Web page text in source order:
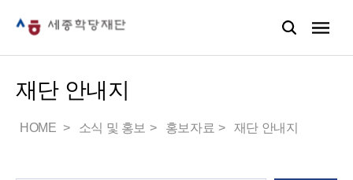
재단 안내지
HOME 소식 및 홍보 홍보자료 재단 안내지